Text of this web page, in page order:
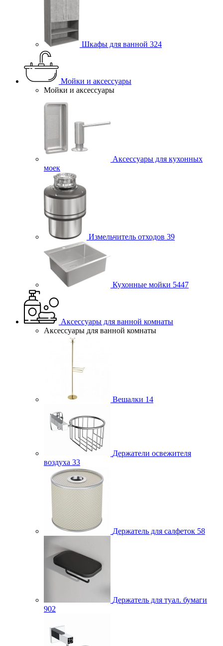
Шкафы для ванной 324
Мойки и аксессуары
Мойки и аксессуары
Аксессуары для кухонных
моек
Измельчитель отходов 39
Кухонные мойки 5447
Аксессуары для ванной комнаты
Аксессуары для ванной комнаты
Вешалки 14
Держатели освежителя
воздуха 33
Держатель для салфеток 58
Держатель для туал. бумаги
902